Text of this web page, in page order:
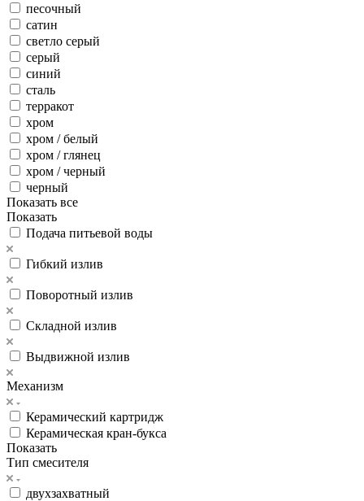
песочный
сатин
светло серый
серый
синий
сталь
терракот
хром
хром / белый
хром / глянец
хром / черный
черный
Показать все
Показать
Подача питьевой воды
Гибкий излив
Поворотный излив
Складной излив
Выдвижной излив
Механизм
Керамический картридж
Керамическая кран-букса
Показать
Тип смесителя
двухзахватный